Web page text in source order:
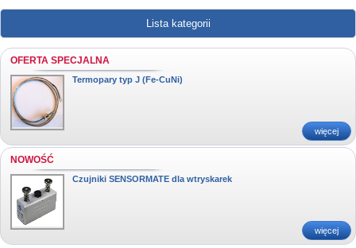
Lista kategorii
OFERTA SPECJALNA
Termopary typ J (Fe-CuNi)
więcej
NOWOŚĆ
Czujniki SENSORMATE dla wtryskarek
więcej